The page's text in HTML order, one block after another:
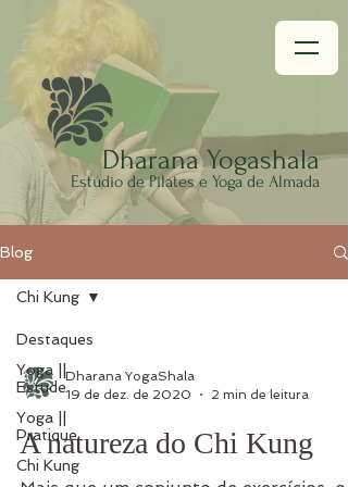
Dharana Yogashala
Estúdio de Pilates e Yoga de Almada
Blog
Destaques
Yoga ||
Estude
Yoga ||
Pratique
Chi Kung
Chi Kung
Dharana YogaShala
19 de dez. de 2020
2 min de leitura
A natureza do Chi Kung